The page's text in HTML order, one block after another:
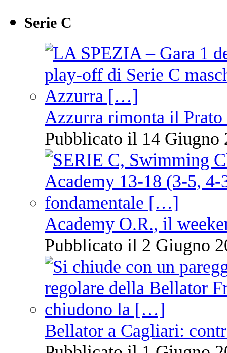
Serie C
Azzurra rimonta il Prato
Pubblicato il 14 Giugno
Academy O.R., il
Pubblicato il 2 Giugno
Bellator a Cagliari: